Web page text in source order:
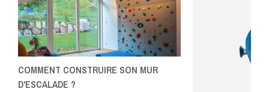
COMMENT CONSTRUIRE SON MUR
D'ESCALADE ?